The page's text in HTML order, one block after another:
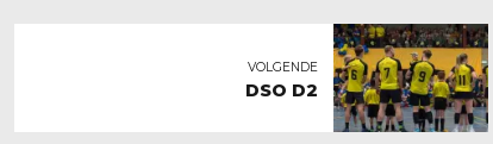
VOLGENDE
DSO D2